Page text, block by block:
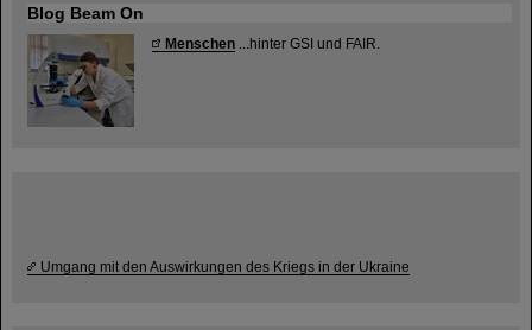
Blog Beam On
Menschen ...hinter GSI und FAIR.
Umgang mit den Auswirkungen des Kriegs in der Ukraine